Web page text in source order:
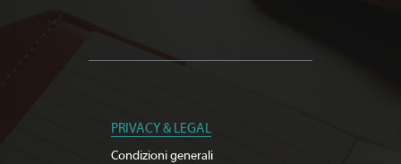
PRIVACY & LEGAL
Condizioni generali